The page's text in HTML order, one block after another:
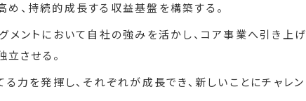
、持続的成長する収益基盤を構築する。
メントにおいて自社の強みを活かし、コア事業へ引き上げ
させる。
力を発揮し、それぞれが成長でき、新しいことにチャレン